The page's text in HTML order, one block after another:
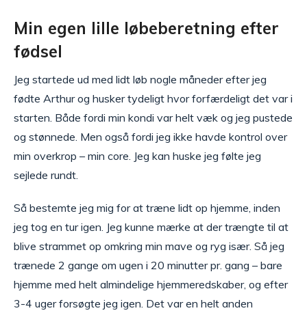
Min egen lille løbeberetning efter
fødsel
Jeg startede ud med lidt løb nogle måneder efter jeg
fødte Arthur og husker tydeligt hvor forfærdeligt det var i
starten. Både fordi min kondi var helt væk og jeg pustede
og stønnede. Men også fordi jeg ikke havde kontrol over
min overkrop – min core. Jeg kan huske jeg følte jeg
sejlede rundt.
Så bestemte jeg mig for at træne lidt op hjemme, inden
jeg tog en tur igen. Jeg kunne mærke at der trængte til at
blive strammet op omkring min mave og ryg især. Så jeg
trænede 2 gange om ugen i 20 minutter pr. gang – bare
hjemme med helt almindelige hjemmeredskaber, og efter
3-4 uger forsøgte jeg igen. Det var en helt anden